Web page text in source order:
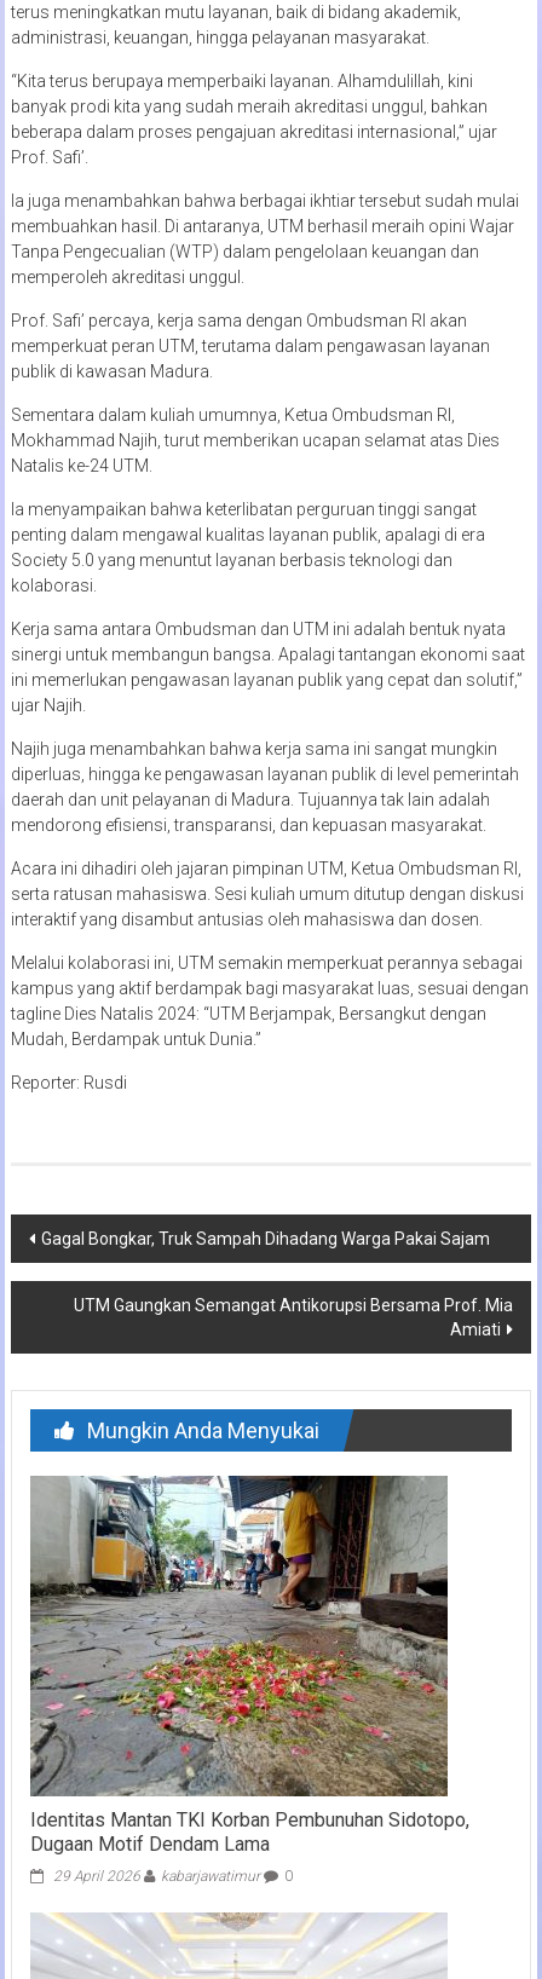
terus meningkatkan mutu layanan, baik di bidang akademik,
administrasi, keuangan, hingga pelayanan masyarakat.
“Kita terus berupaya memperbaiki layanan. Alhamdulillah, kini
banyak prodi kita yang sudah meraih akreditasi unggul, bahkan
beberapa dalam proses pengajuan akreditasi internasional,” ujar
Prof. Safi’.
Ia juga menambahkan bahwa berbagai ikhtiar tersebut sudah mulai
membuahkan hasil. Di antaranya, UTM berhasil meraih opini Wajar
Tanpa Pengecualian (WTP) dalam pengelolaan keuangan dan
memperoleh akreditasi unggul.
Prof. Safi’ percaya, kerja sama dengan Ombudsman RI akan
memperkuat peran UTM, terutama dalam pengawasan layanan
publik di kawasan Madura.
Sementara dalam kuliah umumnya, Ketua Ombudsman RI,
Mokhammad Najih, turut memberikan ucapan selamat atas Dies
Natalis ke-24 UTM.
Ia menyampaikan bahwa keterlibatan perguruan tinggi sangat
penting dalam mengawal kualitas layanan publik, apalagi di era
Society 5.0 yang menuntut layanan berbasis teknologi dan
kolaborasi.
Kerja sama antara Ombudsman dan UTM ini adalah bentuk nyata
sinergi untuk membangun bangsa. Apalagi tantangan ekonomi saat
ini memerlukan pengawasan layanan publik yang cepat dan solutif,”
ujar Najih.
Najih juga menambahkan bahwa kerja sama ini sangat mungkin
diperluas, hingga ke pengawasan layanan publik di level pemerintah
daerah dan unit pelayanan di Madura. Tujuannya tak lain adalah
mendorong efisiensi, transparansi, dan kepuasan masyarakat.
Acara ini dihadiri oleh jajaran pimpinan UTM, Ketua Ombudsman RI,
serta ratusan mahasiswa. Sesi kuliah umum ditutup dengan diskusi
interaktif yang disambut antusias oleh mahasiswa dan dosen.
Melalui kolaborasi ini, UTM semakin memperkuat perannya sebagai
kampus yang aktif berdampak bagi masyarakat luas, sesuai dengan
tagline Dies Natalis 2024: “UTM Berjampak, Bersangkut dengan
Mudah, Berdampak untuk Dunia.”
Reporter: Rusdi
Navigasi
pos
Gagal Bongkar, Truk Sampah Dihadang Warga Pakai Sajam
UTM Gaungkan Semangat Antikorupsi Bersama Prof. Mia
Amiati
Mungkin Anda Menyukai
Identitas Mantan TKI Korban Pembunuhan Sidotopo,
Dugaan Motif Dendam Lama
29 April 2026 kabarjawatimur 0